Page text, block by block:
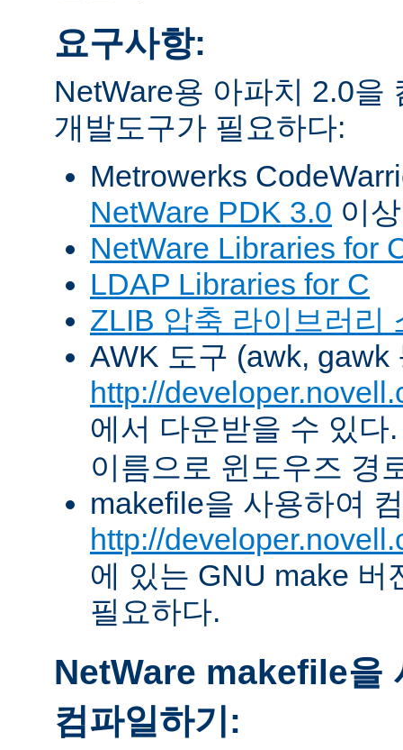
요구사항:
NetWare용 아파치 2.0을
개발도구가 필요하다:
Metrowerks
NetWare PDK 3.0 이
NetWare Libraries for
LDAP Libraries for C
ZLIB 압축 라이브러리
AWK 도구 (awk, gawk
http://
에서 다운받을 수 있
이름으로 윈도우즈 경
makefile을 사용하여
http://
에 있는 GNU make 버
필요하다.
NetWare makefile을
컴파일하기: